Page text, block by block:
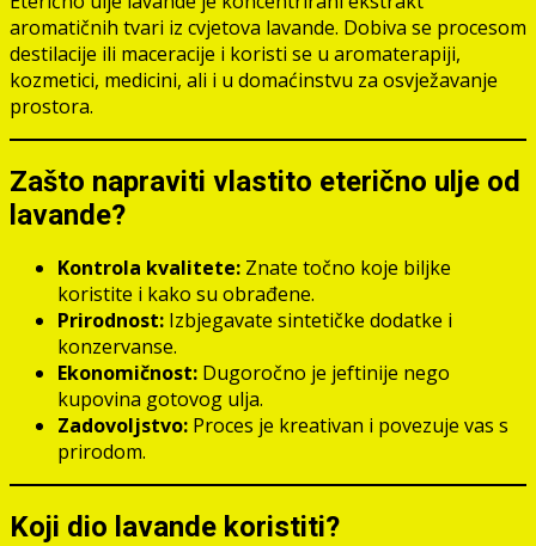
aromatičnih tvari iz cvjetova lavande. Dobiva se procesom
destilacije ili maceracije i koristi se u aromaterapiji,
kozmetici, medicini, ali i u domaćinstvu za osvježavanje
prostora.
Zašto napraviti vlastito eterično ulje od
lavande?
Kontrola kvalitete: Znate točno koje biljke
koristite i kako su obrađene.
Prirodnost: Izbjegavate sintetičke dodatke i
konzervanse.
Ekonomičnost: Dugoročno je jeftinije nego
kupovina gotovog ulja.
Zadovoljstvo: Proces je kreativan i povezuje vas s
prirodom.
Koji dio lavande koristiti?